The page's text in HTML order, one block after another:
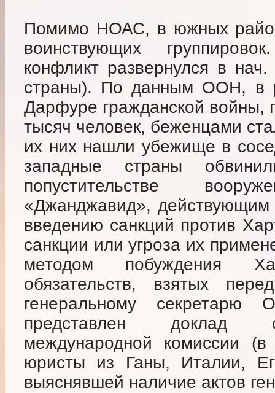
Помимо НОАС, в южных
воинствующих
конфликт развернулся в
страны). По данным ООН, в
Дарфуре гражданской войны,
тысяч человек, беженцами
их них нашли убежище в
западные страны
попустительстве
«Джанджавид», действующим
введению санкций против
санкции или угроза их
методом побуждения
обязательств, взятых
генеральному
представлен доклад
международной комиссии
юристы из Ганы, Италии,
выяснявшей наличие актов